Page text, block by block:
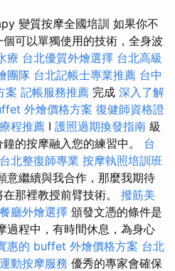
變質按摩全國培訓 如果你不
可以單獨使用的技術，全身波
療 台北優質外燴選擇 台北高級
團隊 台北記帳士專業推薦 台中
案 記帳服務推薦 完成 深入了解
外燴價格方案 復健師資格證
程推薦 I 護照過期換發指南 級
的按摩融入您的練習中。 台
台北整復師專業 按摩執照培訓班
意繼續與我合作，那麼我期待
那裡教授前臂技術。 撥筋美
廳外燴選擇 頒發文憑的條件是
過程中，有時間休息，為身心
惠的 buffet 外燴價格方案 台北
動按摩服務 優秀的專家會確保